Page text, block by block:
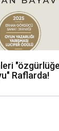
Raflarda!